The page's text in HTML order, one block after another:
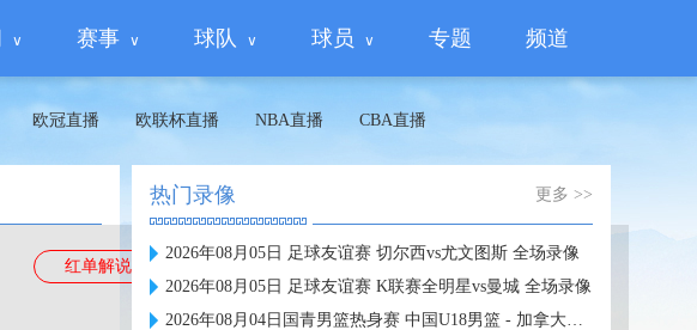
赛事 球队 球员 专题 频道
欧冠直播 欧联杯直播 NBA直播 CBA直播
红单解说 蜘蛛直播
热门录像 更多 >>
2026年08月05日 足球友谊赛 切尔西vs尤文图斯 全场录像
2026年08月05日 足球友谊赛 K联赛全明星vs曼城 全场录像
2026年08月04日国青男篮热身赛 中国U18男篮 - 加拿大大卫·安篮球学院 全场录像